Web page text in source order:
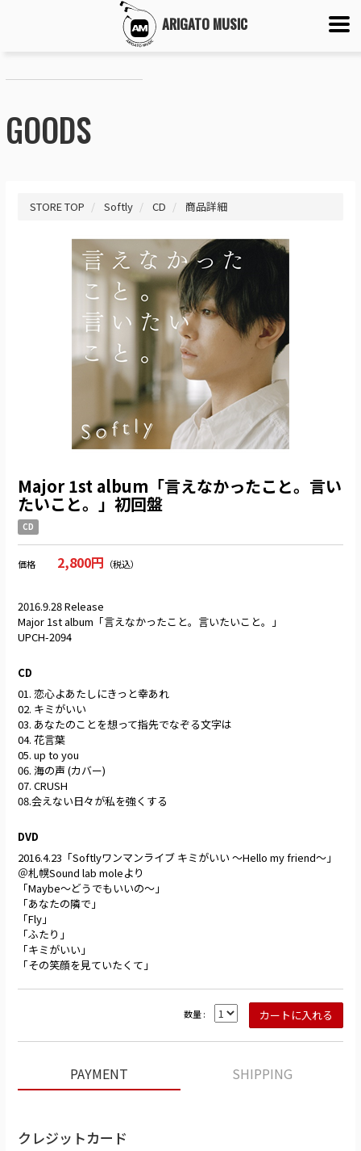
ARIGATO MUSIC
GOODS
STORE TOP Softly CD 商品詳細
Major 1st album「言えなかったこと。言い
たいこと。」初回盤
CD
価格 2,800円 （税込）
2016.9.28 Release
Major 1st album「言えなかったこと。言いたいこと。」
UPCH-2094
CD
01. 恋心よあたしにきっと幸あれ
02. キミがいい
03. あなたのことを想って指先でなぞる文字は
04. 花言葉
05. up to you
06. 海の声 (カバー)
07. CRUSH
​08.会えない日々が私を強くする
DVD
2016.4.23「Softlyワンマンライブ キミがいい ～Hello my friend～」
＠札幌Sound lab moleより
「Maybe～どうでもいいの～」
「あなたの隣で」
「Fly」
「ふたり」
「キミがいい」
「その笑顔を見ていたくて」
数量 :
PAYMENT SHIPPING
クレジットカード